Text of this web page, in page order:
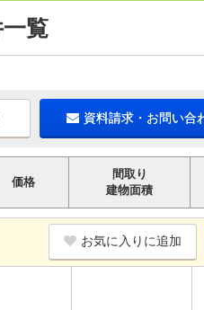
覧
資料請求・お問い合
価格
間取り
建物面積
お気に入りに追加